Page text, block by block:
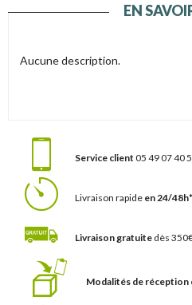
EN
Aucune description.
Service client 05 49 07 40
Livraison rapide en 24/48h*
Livraison gratuite dès
Modalités de réception